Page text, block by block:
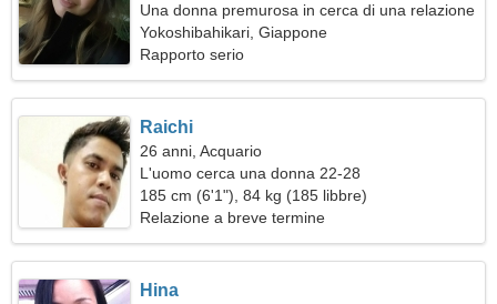
Una donna premurosa in cerca di una relazione
duratura
Yokoshibahikari, Giappone
Rapporto serio
Raichi
26 anni, Acquario
L'uomo cerca una donna 22-28
185 cm (6'1"), 84 kg (185 libbre)
Relazione a breve termine
Hina